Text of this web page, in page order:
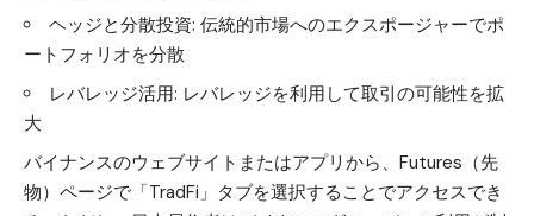
ヘッジと分散投資: 伝統的市場へのエクスポージャーでポ
ートフォリオを分散
レバレッジ活用: レバレッジを利用して取引の可能性を拡
大
バイナンスのウェブサイトまたはアプリから、Futures（先
物）ページで「TradFi」タブを選択することでアクセスでき